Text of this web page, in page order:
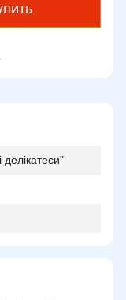
делікатеси"